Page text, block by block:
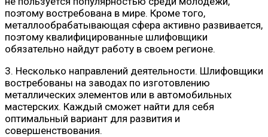
поэтому востребована в мире. Кроме того,
металлообрабатывающая сфера активно развивается,
поэтому квалифицированные шлифовщики
обязательно найдут работу в своем регионе.
3. Несколько направлений деятельности. Шлифовщики
востребованы на заводах по изготовлению
металлических элементов или в автомобильных
мастерских. Каждый сможет найти для себя
оптимальный вариант для развития и
совершенствования.